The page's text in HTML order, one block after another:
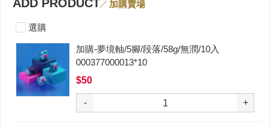
ADD PRODUCT 加購賣場
選購
加購-夢境軸/5腳/段落/58g/無潤/10入
000377000013*10
$50
- +